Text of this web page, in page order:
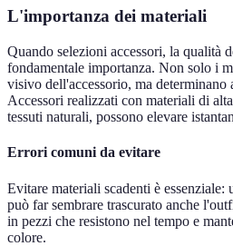
L'importanza dei materiali
Quando selezioni accessori, la qualità
fondamentale importanza. Non solo i
visivo dell'accessorio, ma determinano
Accessori realizzati con materiali di
tessuti naturali, possono elevare
Errori comuni da evitare
Evitare materiali scadenti è essenziale:
può far sembrare trascurato anche
in pezzi che resistono nel tempo e
colore.